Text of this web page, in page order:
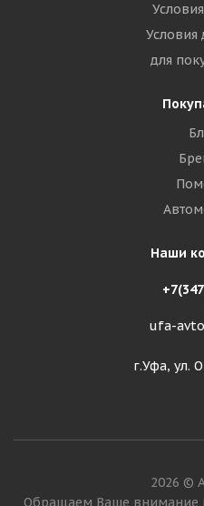
Условия
для
Наши
ufa-
г.Уфа, ул.
2026 ©
Обращаем Ваше внимание